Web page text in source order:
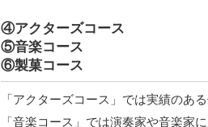
④アクターズコース
⑤音楽コース
⑥製菓コース
「アクターズコース」では実績のあ
「音楽コース」では演奏家や音楽家